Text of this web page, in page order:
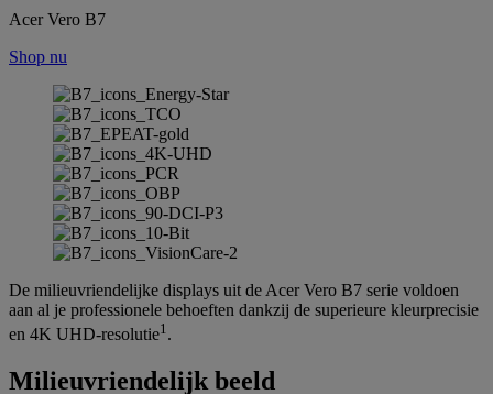
Acer Vero B7
Shop nu
De milieuvriendelijke displays uit de Acer Vero B7 serie voldoen
aan al je professionele behoeften dankzij de superieure kleurprecisie
en 4K UHD-resolutie1 .
Milieuvriendelijk beeld